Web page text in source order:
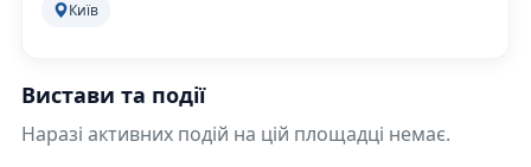
Київ
Вистави та події
Наразі активних подій на цій площадці немає.